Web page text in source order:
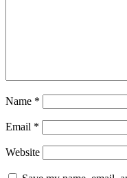
Name *
Email *
Website